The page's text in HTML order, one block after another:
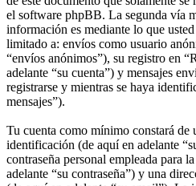
el software phpBB. La segunda vía
información es mediante lo que
limitado a: envíos como usuario
“envíos anónimos”), su registro en
adelante “su cuenta”) y mensajes
registrarse y mientras se haya
mensajes”).
Tu cuenta como mínimo constará de
identificación (de aquí en adelante
contraseña personal empleada para
adelante “su contraseña”) y una